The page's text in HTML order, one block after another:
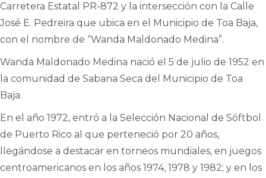
Carretera Estatal PR-872 y la intersección con la Calle
José E. Pedreira que ubica en el Municipio de Toa Baja,
con el nombre de “Wanda Maldonado Medina”.
Wanda Maldonado Medina nació el 5 de julio de 1952 en
la comunidad de Sabana Seca del Municipio de Toa
Baja.
En el año 1972, entró a la Selección Nacional de Sóftbol
de Puerto Rico al que perteneció por 20 años,
llegándose a destacar en torneos mundiales, en juegos
centroamericanos en los años 1974, 1978 y 1982; y en los